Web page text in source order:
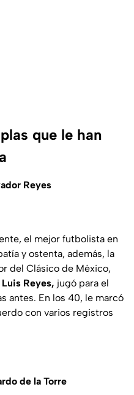
que le han
Reyes
el mejor futbolista en
y ostenta, además, la
del Clásico de México,
Luis Reyes, jugó para el
antes. En los 40, le marcó
con varios registros
de la Torre